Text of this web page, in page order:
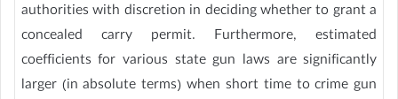
authorities with discretion in deciding whether to grant a
concealed carry permit. Furthermore, estimated
coefficients for various state gun laws are significantly
larger (in absolute terms) when short time to crime gun